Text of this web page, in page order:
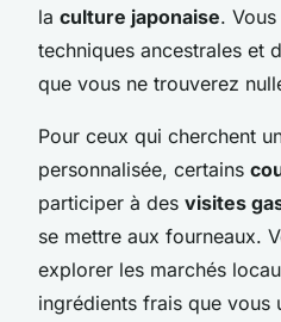
la culture japonaise.
techniques ancestrales et
que vous ne trouverez
Pour ceux qui cherchent
personnalisée, certains
participer à des visites
se mettre aux fourneaux.
explorer les marchés
ingrédients frais que vous